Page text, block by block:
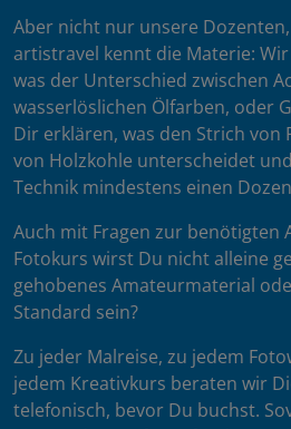
Aber nicht nur unsere
artistravel kennt die Materie:
was der Unterschied zwischen
wasserlöslichen Ölfarben, oder
Dir erklären, was den Strich von
von Holzkohle unterscheidet
Technik mindestens einen
Auch mit Fragen zur benötigten
Fotokurs wirst Du nicht alleine
gehobenes Amateurmaterial
Standard sein?
Zu jeder Malreise, zu jedem
jedem Kreativkurs beraten wir
telefonisch, bevor Du buchst.